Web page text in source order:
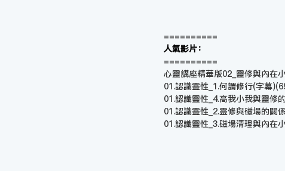
==========
人氣影片：
==========
心靈講座精華版02_靈修與內在
01.認識靈性_1.何謂修行(字幕)
01.認識靈性_4.高我小我與靈修
01.認識靈性_2.靈修與磁場的關
01.認識靈性_3.磁場清理與內在